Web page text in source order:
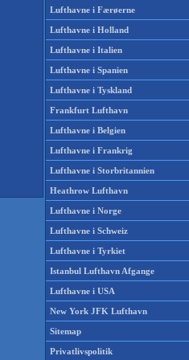
Lufthavne i Færøerne
Lufthavne i Holland
Lufthavne i Italien
Lufthavne i Spanien
Lufthavne i Tyskland
Frankfurt Lufthavn
Lufthavne i Belgien
Lufthavne i Frankrig
Lufthavne i Storbritannien
Heathrow Lufthavn
Lufthavne i Norge
Lufthavne i Schweiz
Lufthavne i Tyrkiet
Istanbul Lufthavn Afgange
Lufthavne i USA
New York JFK Lufthavn
Sitemap
Privatlivspolitik